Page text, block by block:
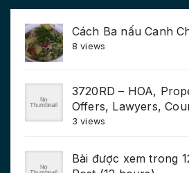
Cách Ba nấu Canh
8 views
3720RD – HOA,
Offers, Lawyers,
3 views
Bài được xem trong